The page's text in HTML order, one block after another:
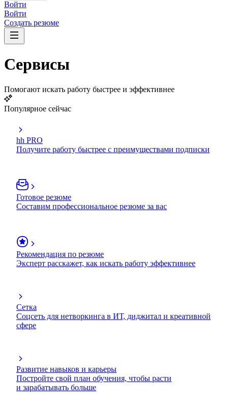
Войти
Войти
Создать резюме
Сервисы
Помогают искать работу быстрее и эффективнее
Популярное сейчас
hh PRO
Получите работу быстрее с преимуществами подписки
Готовое резюме
Составим профессиональное резюме за вас
Рекомендация по резюме
Эксперт расскажет, как искать работу эффективнее
Сетка
Соцсеть для нетворкинга в ИТ, диджитал и креативной
сфере
Развитие навыков и карьеры
Постройте свой план обучения, чтобы расти
и зарабатывать больше